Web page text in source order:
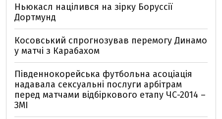
Ньюкасл націлився на зірку Боруссії
Дортмунд
Косовський спрогнозував перемогу Динамо
у матчі з Карабахом
Південнокорейська футбольна асоціація
надавала сексуальні послуги арбітрам
перед матчами відбіркового етапу ЧС-2014 –
ЗМІ